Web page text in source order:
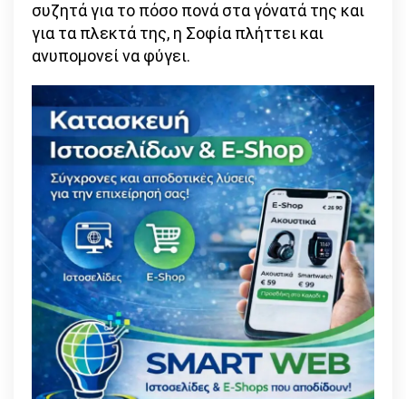
συζητά για το πόσο πονά στα γόνατά της και
για τα πλεκτά της, η Σοφία πλήττει και
ανυπομονεί να φύγει.